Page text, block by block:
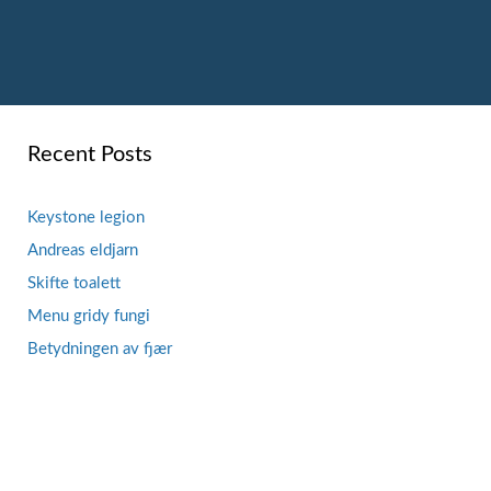
Recent Posts
Keystone legion
Andreas eldjarn
Skifte toalett
Menu gridy fungi
Betydningen av fjær